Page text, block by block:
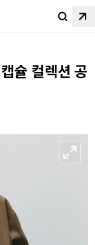
슐 컬렉션 공